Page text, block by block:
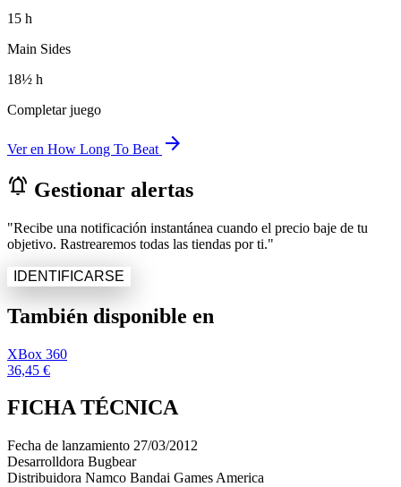
15 h
Main Sides
18½ h
Completar juego
Ver en How Long To Beat arrow_forward
notifications_active Gestionar alertas
"Recibe una notificación instantánea cuando el precio baje de tu
objetivo. Rastrearemos todas las tiendas por ti."
IDENTIFICARSE
También disponible en
XBox 360
36,45 €
FICHA TÉCNICA
Fecha de lanzamiento 27/03/2012
Desarrolldora Bugbear
Distribuidora Namco Bandai Games America